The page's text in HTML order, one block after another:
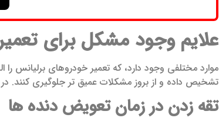
علایم وجود مشکل برای
موارد مختلفی وجود دارد، که تعمیر خودروهای برلیانس
تشخیص داده و از بروز مشکلات عمیق تر جلوگیری کنند.
تقه زدن در زمان تعویض دنده ها